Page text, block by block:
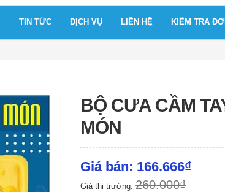
TIN TỨC DỊCH VỤ LIÊN HỆ KIỂM TRA
BỘ CƯA CẦM
MÓN
Giá bán: 166.666₫
Giá thị trường:260.000₫